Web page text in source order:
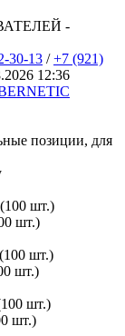
-
30-13 /+7 (921)
12:36
позиции, для
шт.)
шт.)
шт.)